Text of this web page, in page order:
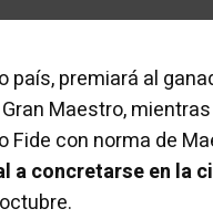
país, premiará al
Maestro,
Fide con norma de
a concretarse en la